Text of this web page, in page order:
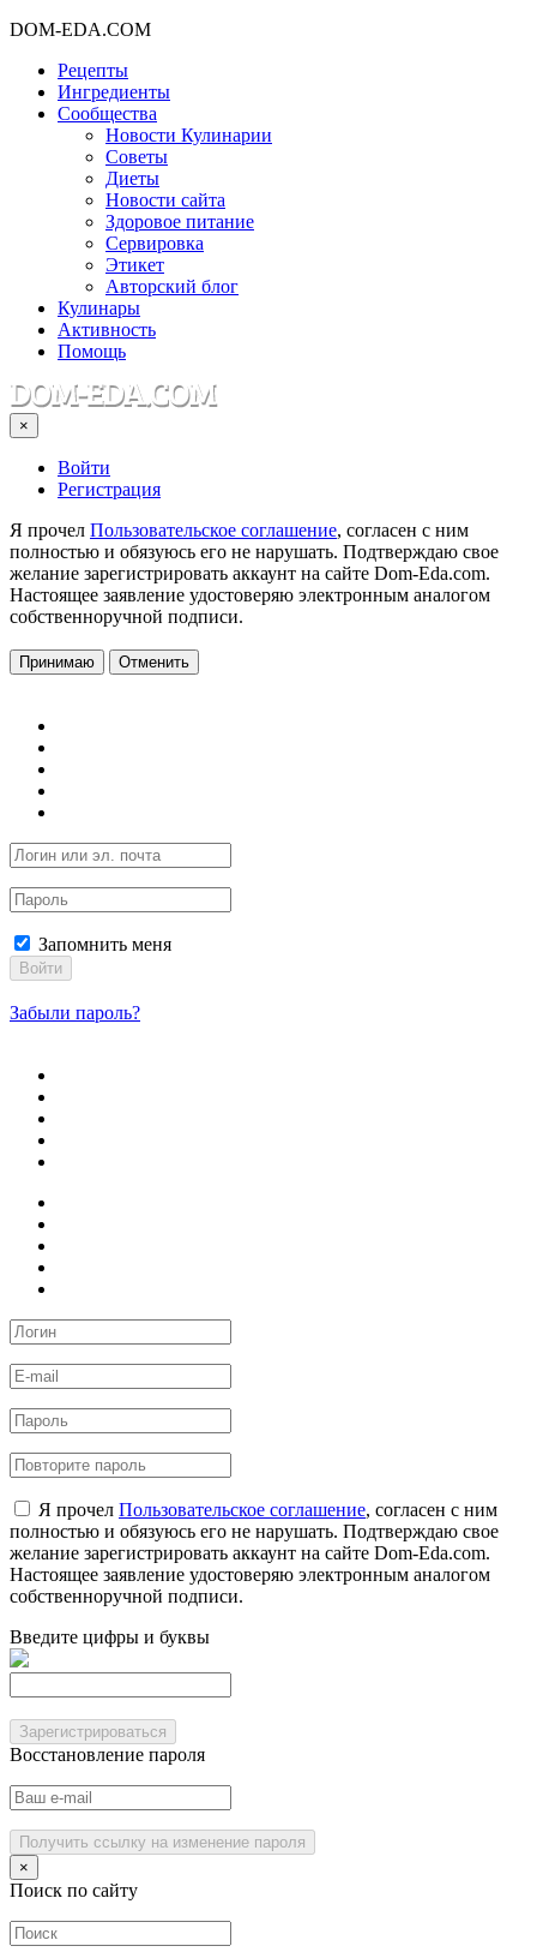
DOM-EDA.COM
Рецепты
Ингредиенты
Сообщества
Новости Кулинарии
Советы
Диеты
Новости сайта
Здоровое питание
Сервировка
Этикет
Авторский блог
Кулинары
Активность
Помощь
×
Войти
Регистрация
Я прочел Пользовательское соглашение, согласен с ним
полностью и обязуюсь его не нарушать. Подтверждаю свое
желание зарегистрировать аккаунт на сайте Dom-Eda.com.
Настоящее заявление удостоверяю электронным аналогом
собственноручной подписи.
Принимаю Отменить
Запомнить меня
Войти
Забыли пароль?
Я прочел Пользовательское соглашение, согласен с ним
полностью и обязуюсь его не нарушать. Подтверждаю свое
желание зарегистрировать аккаунт на сайте Dom-Eda.com.
Настоящее заявление удостоверяю электронным аналогом
собственноручной подписи.
Введите цифры и буквы
Зарегистрироваться
Восстановление пароля
Получить ссылку на изменение пароля
×
Поиск по сайту